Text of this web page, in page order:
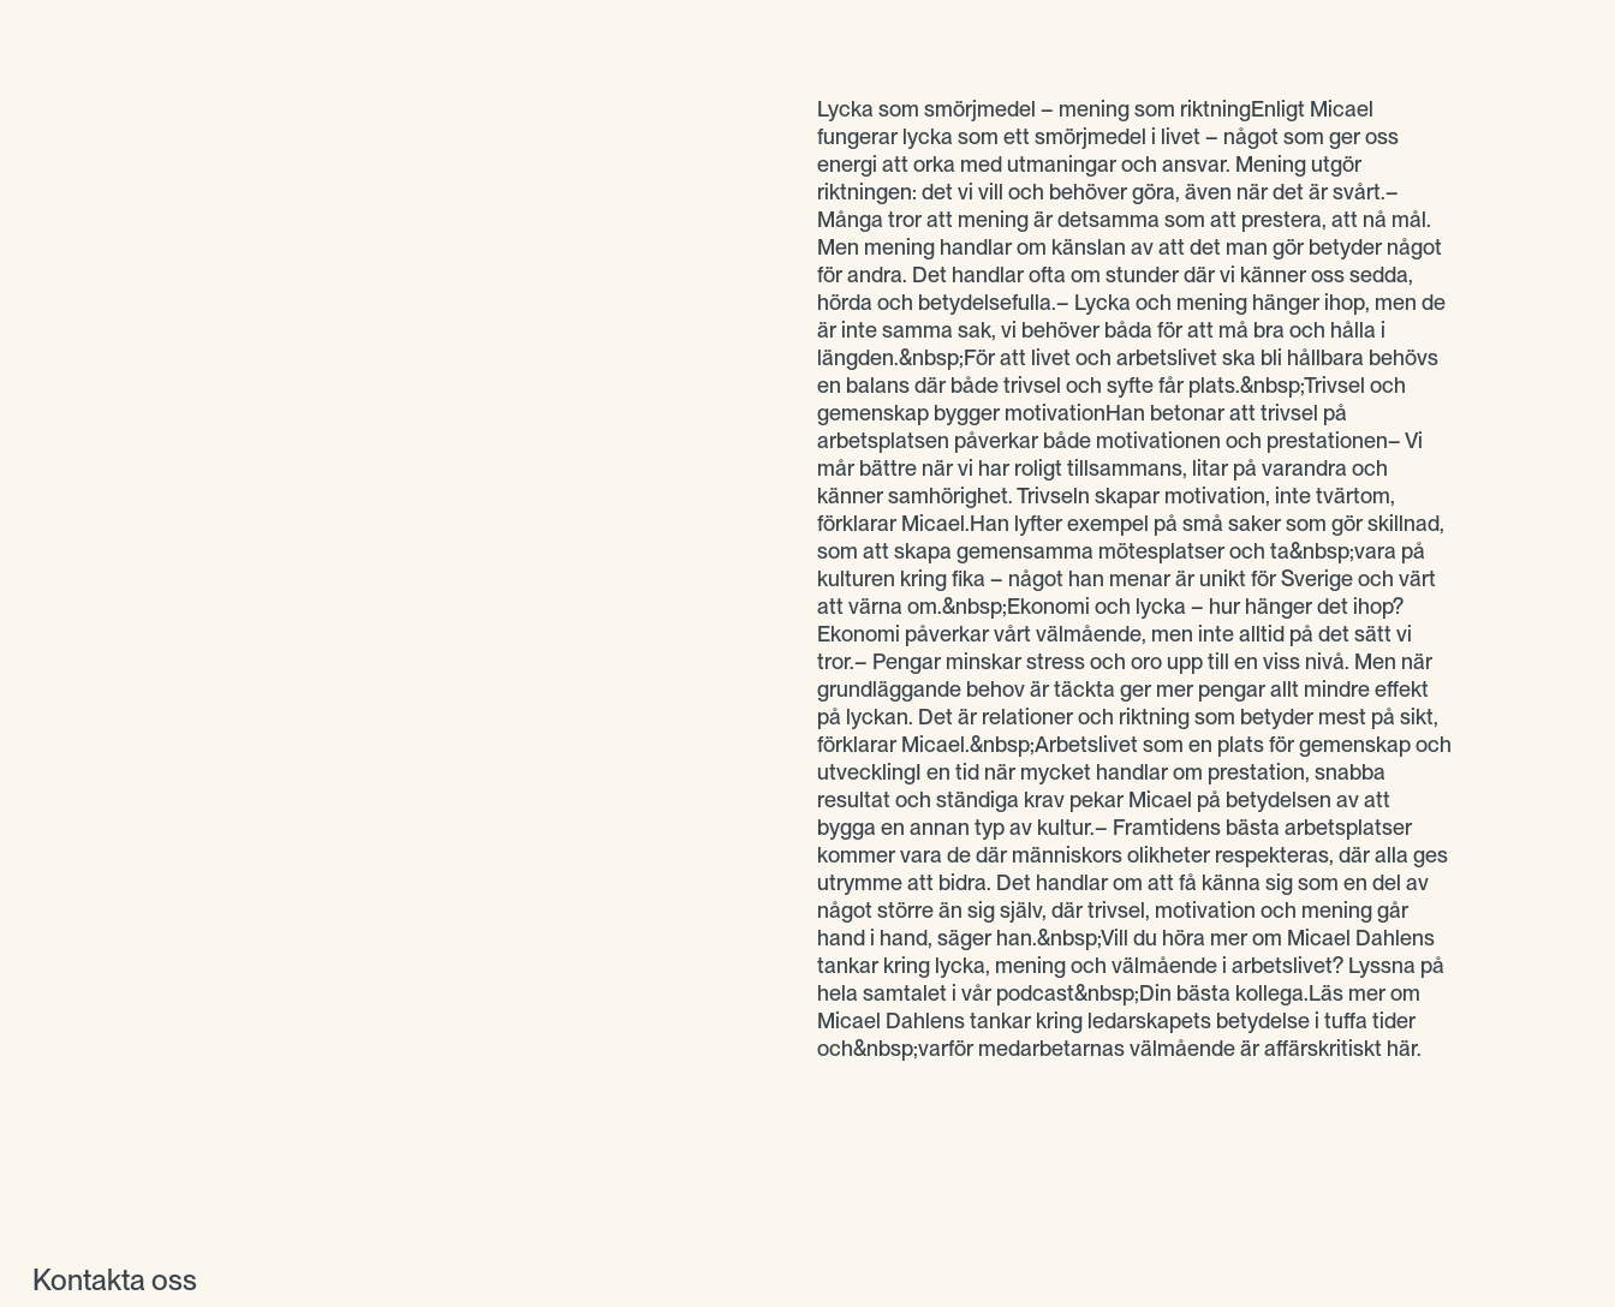
Lycka som smörjmedel – mening som riktningEnligt Micael
fungerar lycka som ett smörjmedel i livet – något som ger oss
energi att orka med utmaningar och ansvar. Mening utgör
riktningen: det vi vill och behöver göra, även när det är svårt.–
Många tror att mening är detsamma som att prestera, att nå mål.
Men mening handlar om känslan av att det man gör betyder något
för andra. Det handlar ofta om stunder där vi känner oss sedda,
hörda och betydelsefulla.– Lycka och mening hänger ihop, men de
är inte samma sak, vi behöver båda för att må bra och hålla i
längden.&nbsp;För att livet och arbetslivet ska bli hållbara behövs
en balans där både trivsel och syfte får plats.&nbsp;Trivsel och
gemenskap bygger motivationHan betonar att trivsel på
arbetsplatsen påverkar både motivationen och prestationen– Vi
mår bättre när vi har roligt tillsammans, litar på varandra och
känner samhörighet. Trivseln skapar motivation, inte tvärtom,
förklarar Micael.Han lyfter exempel på små saker som gör skillnad,
som att skapa gemensamma mötesplatser och ta&nbsp;vara på
kulturen kring fika – något han menar är unikt för Sverige och värt
att värna om.&nbsp;Ekonomi och lycka – hur hänger det ihop?
Ekonomi påverkar vårt välmående, men inte alltid på det sätt vi
tror.– Pengar minskar stress och oro upp till en viss nivå. Men när
grundläggande behov är täckta ger mer pengar allt mindre effekt
på lyckan. Det är relationer och riktning som betyder mest på sikt,
förklarar Micael.&nbsp;Arbetslivet som en plats för gemenskap och
utvecklingI en tid när mycket handlar om prestation, snabba
resultat och ständiga krav pekar Micael på betydelsen av att
bygga en annan typ av kultur.– Framtidens bästa arbetsplatser
kommer vara de där människors olikheter respekteras, där alla ges
utrymme att bidra. Det handlar om att få känna sig som en del av
något större än sig själv, där trivsel, motivation och mening går
hand i hand, säger han.&nbsp;Vill du höra mer om Micael Dahlens
tankar kring lycka, mening och välmående i arbetslivet? Lyssna på
hela samtalet i vår podcast&nbsp;Din bästa kollega.Läs mer om
Micael Dahlens tankar kring ledarskapets betydelse i tuffa tider
och&nbsp;varför medarbetarnas välmående är affärskritiskt här.
Kontakta oss